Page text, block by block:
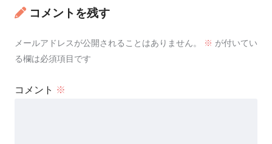
コメントを残す
メールアドレスが公開されることはありません。 ※ が付いてい
る欄は必須項目です
コメント ※